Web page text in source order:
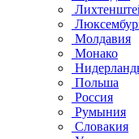
Молдавия
Монако
Польша
Россия
Румыния
Словакия